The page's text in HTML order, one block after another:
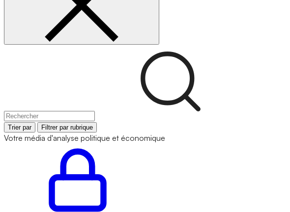
Trier par Filtrer par rubrique
Votre média d'analyse politique et économique